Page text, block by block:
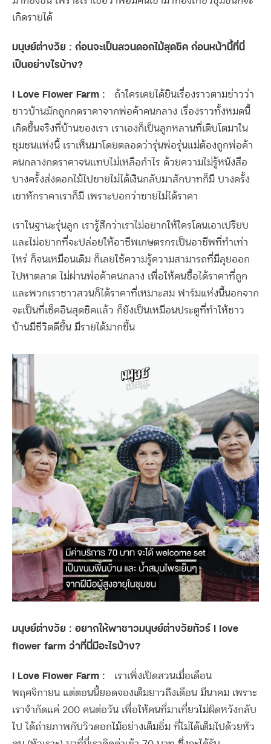
เกิดรายได้
มนุษย์ต่างวัย : ก่อนจะเป็นสวนดอกไม้สุดชิค ก่อนหน้านี้ที่นี่
เป็นอย่างไรบ้าง?
I Love Flower Farm : ถ้าใครเคยได้ยินเรื่องราวตามข่าวว่า
ชาวบ้านมักถูกกดราคาจากพ่อค้าคนกลาง เรื่องราวทั้งหมดนี้
เกิดขึ้นจริงที่บ้านของเรา เราเองก็เป็นลูกหลานที่เติบโตมาใน
ชุมชนแห่งนี้ เราเห็นมาโดยตลอดว่ารุ่นพ่อรุ่นแม่ต้องถูกพ่อค้า
คนกลางกดราคาจนแทบไม่เหลือกำไร ด้วยความไม่รู้หนังสือ
บางครั้งส่งดอกไม้ไปขายไม่ได้เงินกลับมาสักบาทก็มี บางครั้ง
เขาหักราคาเราก็มี เพราะบอกว่าขายไม่ได้ราคา
เราในฐานะรุ่นลูก เรารู้สึกว่าเราไม่อยากให้ใครโดนเอาเปรียบ
และไม่อยากที่จะปล่อยให้อาชีพเกษตรกรเป็นอาชีพที่ทำเท่า
ไหร่ ก็จนเหมือนเดิม ก็เลยใช้ความรู้ความสามารถที่มีลุยออก
ไปหาตลาด ไม่ผ่านพ่อค้าคนกลาง เพื่อให้คนซื้อได้ราคาที่ถูก
และพวกเราชาวสวนก็ได้ราคาที่เหมาะสม ฟาร์มแห่งนี้นอกจาก
จะเป็นที่เช็คอินสุดชิคแล้ว ก็ยังเป็นเหมือนประตูที่ทำให้ชาว
บ้านมีชีวิตดีขึ้น มีรายได้มากขึ้น
มนุษย์ต่างวัย : อยากให้พาชาวมนุษย์ต่างวัยทัวร์ I love
flower farm ว่าที่นี่มีอะไรบ้าง?
I Love Flower Farm : เราเพิ่งเปิดสวนเมื่อเดือน
พฤศจิกายน แต่ตอนนี้ยอดจองเต็มยาวถึงเดือน มีนาคม เพราะ
เราจำกัดแค่ 200 คนต่อวัน เพื่อให้คนที่มาเที่ยวไม่ผิดหวังกลับ
ไป ได้ถ่ายภาพกับวิวดอกไม้อย่างเต็มอิ่ม ที่ไม่ได้เต็มไปด้วยหัว